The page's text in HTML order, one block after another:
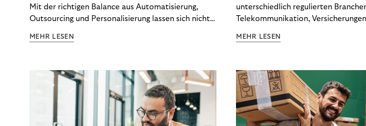
Mit der richtigen Balance aus Automatisierung,
Outsourcing und Personalisierung lassen sich nicht
Ergebnisse sichern. Riverty zeigt, wie Recovery-
MEHR LESEN
unterschiedlich regulierten
Telekommunikation,
wirksam reduzieren will, braucht
MEHR LESEN